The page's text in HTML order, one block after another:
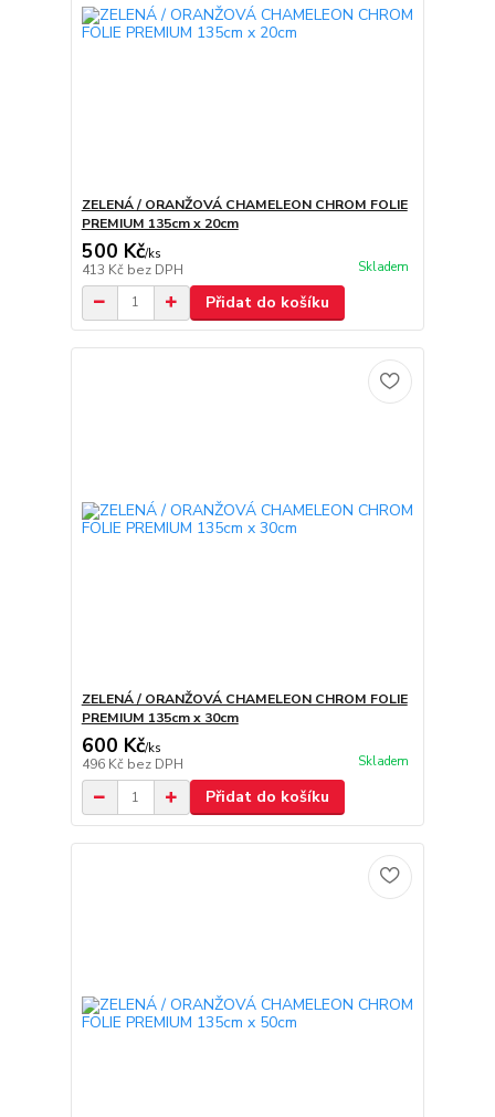
ZELENÁ / ORANŽOVÁ CHAMELEON CHROM FOLIE
PREMIUM 135cm x 20cm
500 Kč/ks
413 Kč bez DPH Skladem
Přidat do košíku
ZELENÁ / ORANŽOVÁ CHAMELEON CHROM FOLIE
PREMIUM 135cm x 30cm
600 Kč/ks
496 Kč bez DPH Skladem
Přidat do košíku